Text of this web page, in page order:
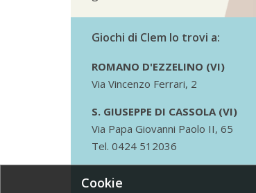
Giochi di Clem lo trovi a:
ROMANO D'EZZELINO (VI)
Via Vincenzo Ferrari, 2
S. GIUSEPPE DI CASSOLA (VI)
Via Papa Giovanni Paolo II, 65
Tel. 0424 512036
Cookie